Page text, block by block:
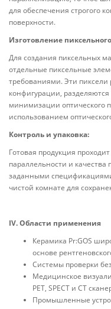
для обеспечения строгого
поверхности.
Изготовление
Для создания пиксельных
отдельные пиксельные
требованиями. Эти пиксели
конфигурации,
минимизации оптического
использованием
Контроль и упаковка:
Готовая продукция
параллельности и качества
заданными
чистой комнате для
IV. Области применения
Керамика Pr:GOS
основе
Системы проверки
Медицинское
PET, SPECT и CT
Промышленные